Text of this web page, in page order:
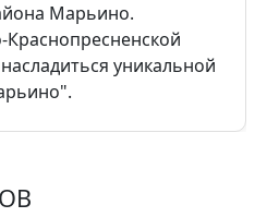
Марьино.
Краснопресненской
уникальной